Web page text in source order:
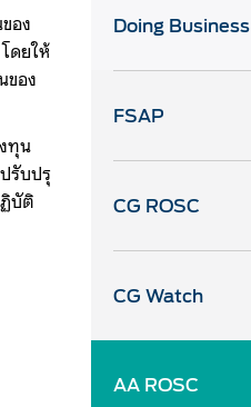
อง
ดยให้
อง
ทุน
รับปรุ
บัติ
Doing Business
FSAP
CG ROSC
CG Watch
AA ROSC